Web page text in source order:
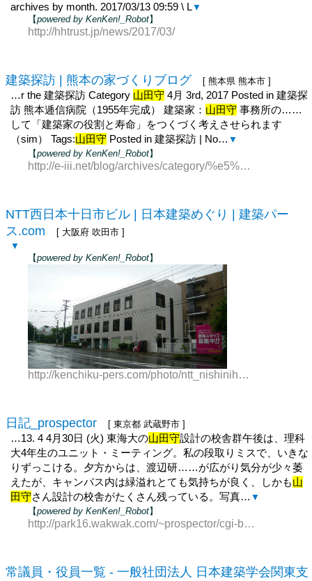
archives by month. 2017/03/13 09:59 \ L▼
【powered by KenKen!_Robot】
http://hhtrust.jp/news/2017/03/
建築探訪 | 熊本の家づくりブログ [ 熊本県 熊本市 ]
…r the 建築探訪 Category 山田守 4月 3rd, 2017 Posted in 建築探
訪 熊本逓信病院（1955年完成） 建築家： 山田守 事務所の……
して「建築家の役割と寿命」をつくづく考えさせられます
（sim） Tags:山田守 Posted in 建築探訪 | No… ▼
【powered by KenKen!_Robot】
http://e-iii.net/blog/archives/category/
NTT西日本十日市ビル | 日本建築めぐり | 建築パー
ス.com
[ 大阪府 吹田市 ]
▼
【powered by KenKen!_Robot】
http://kenchiku-pers.com/photo/
日記_prospector [ 東京都 武蔵野市 ]
…13. 4 4月30日 (火) 東海大の山田守設計の校舎群午後は、理科
大4年生のユニット・ミーティング。私の段取りミスで、いきな
りずっこける。夕方からは、渡辺研……が広がり気分が少々萎
えたが、キャンパス内は緑溢れとても気持ちが良く、しかも山
田守さん設計の校舎がたくさん残っている。写真… ▼
【powered by KenKen!_Robot】
http://park16.wakwak.com/~prospector/cgi-bin/diary/
常議員・役員一覧 - 一般社団法人 日本建築学会関東支